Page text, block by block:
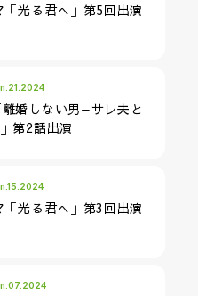
光る君へ」第5回出演
婚しない男—サレ夫と
第2話出演
光る君へ」第3回出演